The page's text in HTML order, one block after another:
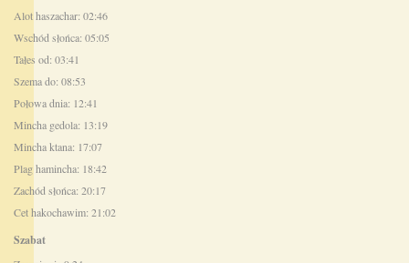
Alot haszachar: 02:46
Wschód słońca: 05:05
Tałes od: 03:41
Szema do: 08:53
Połowa dnia: 12:41
Mincha gedola: 13:19
Mincha ktana: 17:07
Plag hamincha: 18:42
Zachód słońca: 20:17
Cet hakochawim: 21:02
Szabat